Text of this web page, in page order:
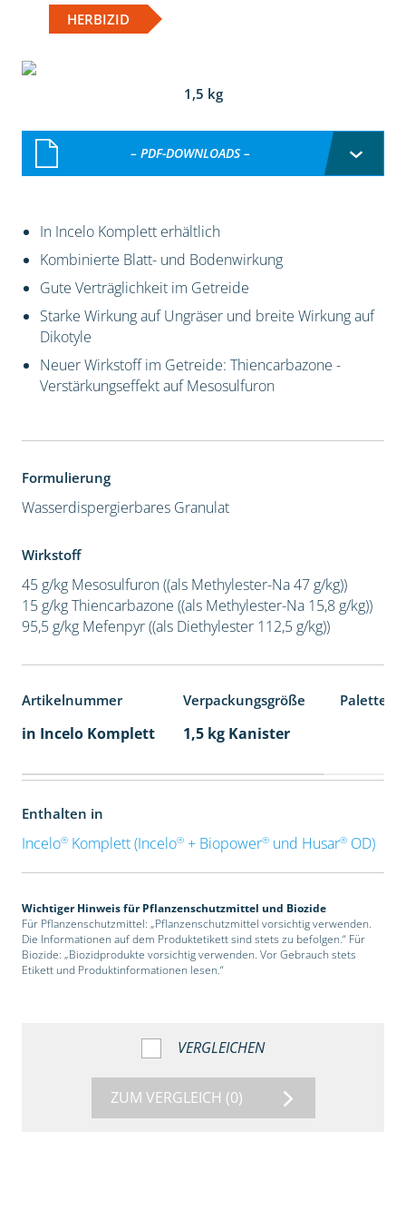
HERBIZID
1,5 kg
– PDF-DOWNLOADS –
In Incelo Komplett erhältlich
Kombinierte Blatt- und Bodenwirkung
Gute Verträglichkeit im Getreide
Starke Wirkung auf Ungräser und breite Wirkung auf
Dikotyle
Neuer Wirkstoff im Getreide: Thiencarbazone -
Verstärkungseffekt auf Mesosulfuron
Formulierung
Wasserdispergierbares Granulat
Wirkstoff
45 g/kg Mesosulfuron ((als Methylester-Na 47 g/kg))
15 g/kg Thiencarbazone ((als Methylester-Na 15,8 g/kg))
95,5 g/kg Mefenpyr ((als Diethylester 112,5 g/kg))
Artikelnummer Verpackungsgröße
in Incelo Komplett 1,5 kg Kanister
Enthalten in
Incelo®Komplett (Incelo®+ Biopower®und Husar®OD)
Wichtiger Hinweis für Pflanzenschutzmittel und Biozide
Für Pflanzenschutzmittel: „Pflanzenschutzmittel vorsichtig verwenden.
Die Informationen auf dem Produktetikett sind stets zu befolgen.“ Für
Biozide: „Biozidprodukte vorsichtig verwenden. Vor Gebrauch stets
Etikett und Produktinformationen lesen.“
VERGLEICHEN
ZUM VERGLEICH (0)